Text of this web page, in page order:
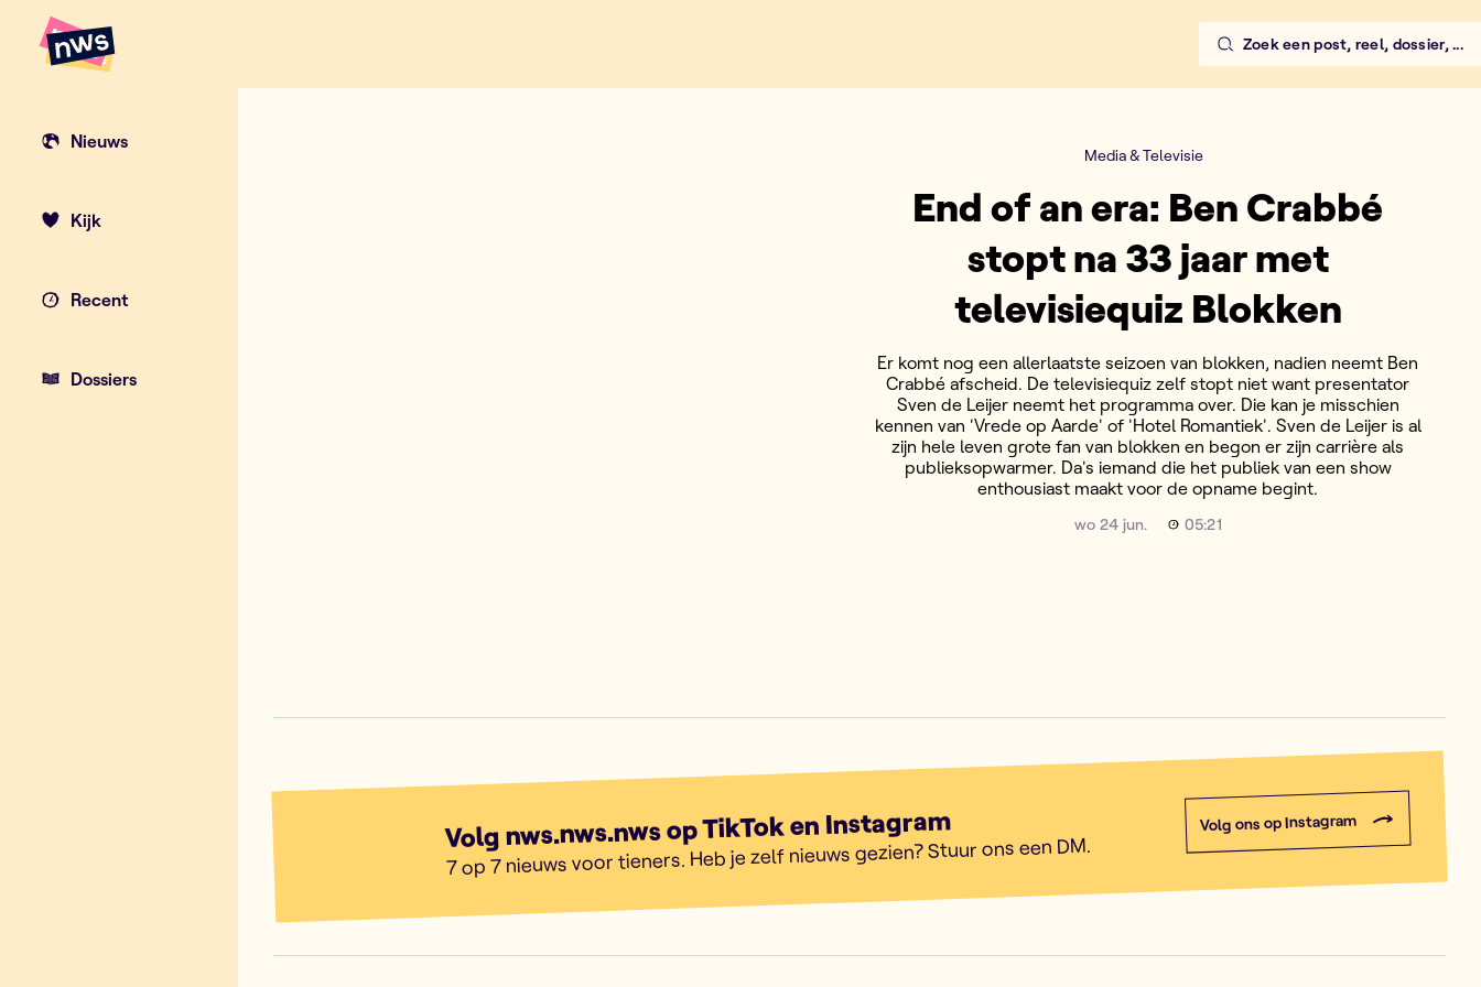
Zoek een post, reel, dossier, ...
Nieuws
Kijk
Recent
Dossiers
Media & Televisie
End of an era: Ben Crabbé
stopt na 33 jaar met
televisiequiz Blokken
Er komt nog een allerlaatste seizoen van blokken, nadien neemt Ben
Crabbé afscheid. De televisiequiz zelf stopt niet want presentator
Sven de Leijer neemt het programma over. Die kan je misschien
kennen van 'Vrede op Aarde' of 'Hotel Romantiek'. Sven de Leijer is al
zijn hele leven grote fan van blokken en begon er zijn carrière als
publieksopwarmer. Da's iemand die het publiek van een show
enthousiast maakt voor de opname begint.
wo 24 jun. 05:21
Volg nws.nws.nws op TikTok en Instagram
7 op 7 nieuws voor tieners. Heb je zelf nieuws gezien? Stuur ons een DM.
Volg ons op Instagram